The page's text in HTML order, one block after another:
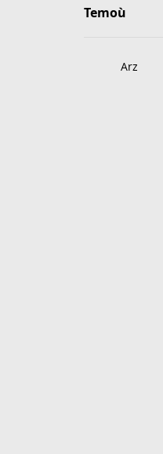
Temoù
Arz